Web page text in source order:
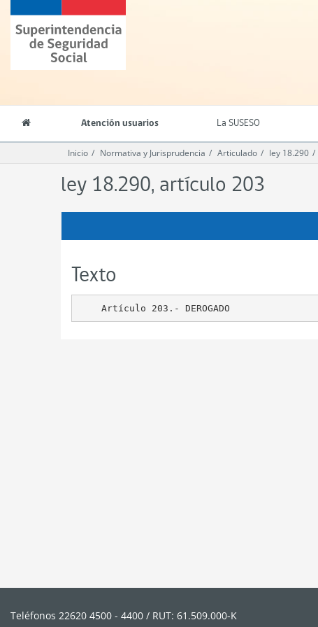
principalSuperintendencia
de
Seguridad
(SUSESO)
Chile
Atención usuarios La SUSESO
Inicio Normativa y Jurisprudencia Articulado ley 18.290
ley 18.290, artículo 203
Texto
Teléfonos 22620 4500 - 4400 / RUT: 61.509.000-K